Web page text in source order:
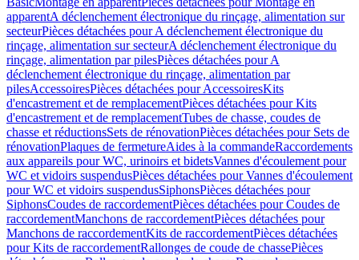
apparentA déclenchement électronique du rinçage, alimentation sur
secteurPièces détachées pour A déclenchement électronique du
rinçage, alimentation sur secteurA déclenchement électronique du
rinçage, alimentation par pilesPièces détachées pour A
déclenchement électronique du rinçage, alimentation par
pilesAccessoiresPièces détachées pour AccessoiresKits
d'encastrement et de remplacementPièces détachées pour Kits
d'encastrement et de remplacementTubes de chasse, coudes de
chasse et réductionsSets de rénovationPièces détachées pour Sets de
rénovationPlaques de fermetureAides à la commandeRaccordements
aux appareils pour WC, urinoirs et bidetsVannes d'écoulement pour
WC et vidoirs suspendusPièces détachées pour Vannes d'écoulement
pour WC et vidoirs suspendusSiphonsPièces détachées pour
SiphonsCoudes de raccordementPièces détachées pour Coudes de
raccordementManchons de raccordementPièces détachées pour
Manchons de raccordementKits de raccordementPièces détachées
pour Kits de raccordementRallonges de coude de chassePièces